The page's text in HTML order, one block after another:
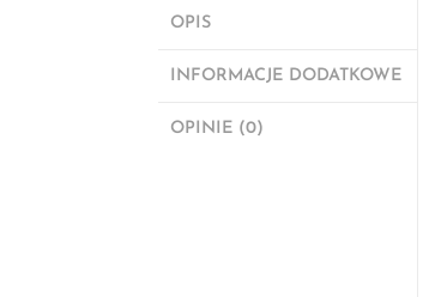
OPIS
INFORMACJE DODATKOWE
OPINIE (0)